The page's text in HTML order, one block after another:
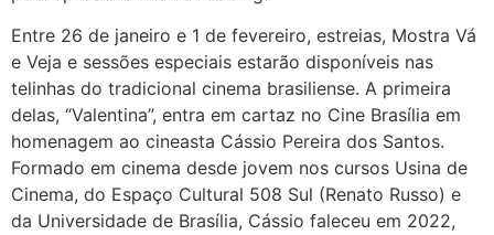
Entre 26 de janeiro e 1 de fevereiro, estreias, Mostra Vá
e Veja e sessões especiais estarão disponíveis nas
telinhas do tradicional cinema brasiliense. A primeira
delas, “Valentina”, entra em cartaz no Cine Brasília em
homenagem ao cineasta Cássio Pereira dos Santos.
Formado em cinema desde jovem nos cursos Usina de
Cinema, do Espaço Cultural 508 Sul (Renato Russo) e
da Universidade de Brasília, Cássio faleceu em 2022,